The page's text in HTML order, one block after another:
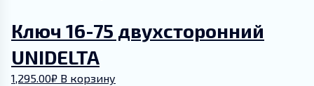
Ключ 16-75 двухсторонний
UNIDELTA
1,295.00₽ В корзину